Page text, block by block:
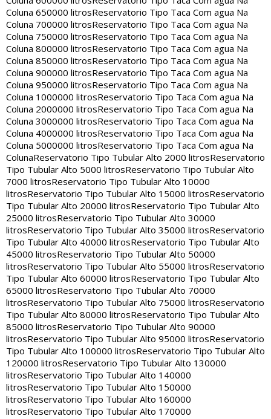
Coluna 650000 litrosReservatorio Tipo Taca Com agua Na
Coluna 700000 litrosReservatorio Tipo Taca Com agua Na
Coluna 750000 litrosReservatorio Tipo Taca Com agua Na
Coluna 800000 litrosReservatorio Tipo Taca Com agua Na
Coluna 850000 litrosReservatorio Tipo Taca Com agua Na
Coluna 900000 litrosReservatorio Tipo Taca Com agua Na
Coluna 950000 litrosReservatorio Tipo Taca Com agua Na
Coluna 1000000 litrosReservatorio Tipo Taca Com agua Na
Coluna 2000000 litrosReservatorio Tipo Taca Com agua Na
Coluna 3000000 litrosReservatorio Tipo Taca Com agua Na
Coluna 4000000 litrosReservatorio Tipo Taca Com agua Na
Coluna 5000000 litrosReservatorio Tipo Taca Com agua Na
ColunaReservatorio Tipo Tubular Alto 2000 litrosReservatorio
Tipo Tubular Alto 5000 litrosReservatorio Tipo Tubular Alto
7000 litrosReservatorio Tipo Tubular Alto 10000
litrosReservatorio Tipo Tubular Alto 15000 litrosReservatorio
Tipo Tubular Alto 20000 litrosReservatorio Tipo Tubular Alto
25000 litrosReservatorio Tipo Tubular Alto 30000
litrosReservatorio Tipo Tubular Alto 35000 litrosReservatorio
Tipo Tubular Alto 40000 litrosReservatorio Tipo Tubular Alto
45000 litrosReservatorio Tipo Tubular Alto 50000
litrosReservatorio Tipo Tubular Alto 55000 litrosReservatorio
Tipo Tubular Alto 60000 litrosReservatorio Tipo Tubular Alto
65000 litrosReservatorio Tipo Tubular Alto 70000
litrosReservatorio Tipo Tubular Alto 75000 litrosReservatorio
Tipo Tubular Alto 80000 litrosReservatorio Tipo Tubular Alto
85000 litrosReservatorio Tipo Tubular Alto 90000
litrosReservatorio Tipo Tubular Alto 95000 litrosReservatorio
Tipo Tubular Alto 100000 litrosReservatorio Tipo Tubular Alto
120000 litrosReservatorio Tipo Tubular Alto 130000
litrosReservatorio Tipo Tubular Alto 140000
litrosReservatorio Tipo Tubular Alto 150000
litrosReservatorio Tipo Tubular Alto 160000
litrosReservatorio Tipo Tubular Alto 170000